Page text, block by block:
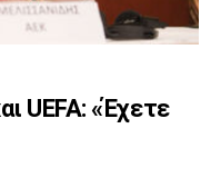
UEFA: «Έχετε